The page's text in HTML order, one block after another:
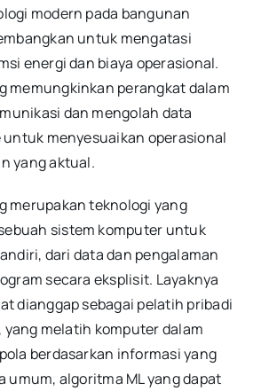
modern pada bangunan
untuk mengatasi
energi dan biaya operasional.
memungkinkan perangkat dalam
dan mengolah data
menyesuaikan operasional
yang aktual.
merupakan teknologi yang
sistem komputer untuk
dari data dan pengalaman
secara eksplisit. Layaknya
dianggap sebagai pelatih pribadi
melatih komputer dalam
berdasarkan informasi yang
umum, algoritma ML yang dapat